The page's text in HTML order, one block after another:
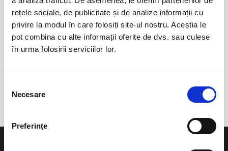
rețele sociale, de publicitate și de analize informații cu
privire la modul în care folosiți site-ul nostru. Aceștia le
pot combina cu alte informații oferite de dvs. sau culese
în urma folosirii serviciilor lor.
consimțământului
Necesare
Preferinţe
0 evenimente in viitorul apropiat
revino mai tarziu
anunta-ma pe email cand apare urmatorul eveniment la